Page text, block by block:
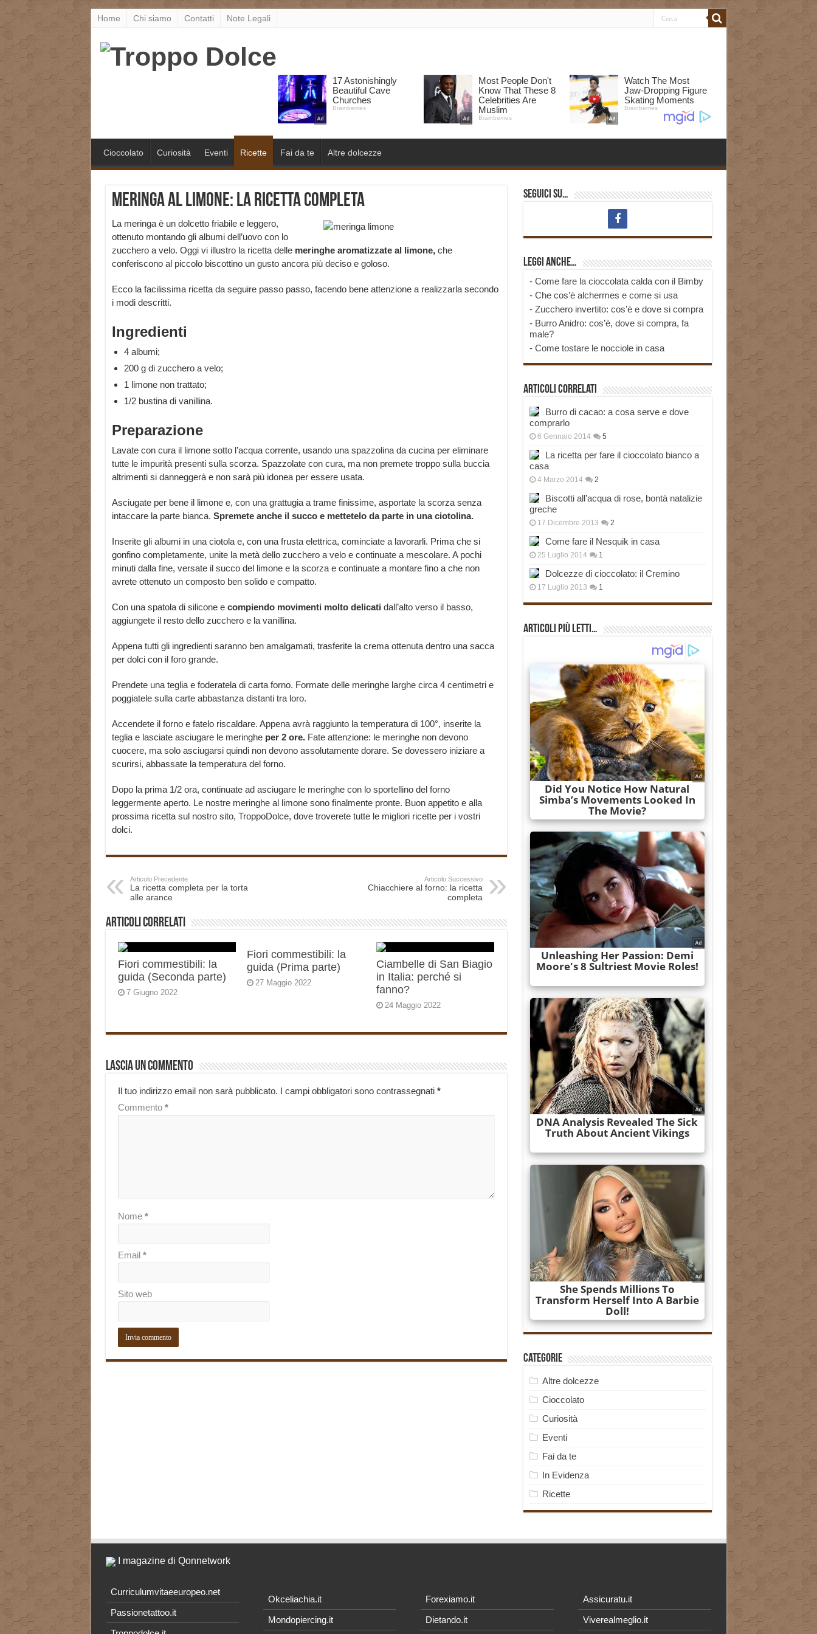
Home Chi siamo Contatti Note Legali
Cioccolato Curiosità Eventi Ricette Fai da te Altre dolcezze
Meringa al limone: la ricetta completa
La meringa è un dolcetto friabile e leggero,
ottenuto montando gli albumi dell’uovo con lo
zucchero a velo. Oggi vi illustro la ricetta dellemeringhe aromatizzate al limone,che
conferiscono al piccolo biscottino un gusto ancora più deciso e goloso.
Ecco la facilissima ricetta da seguire passo passo, facendo bene attenzione a realizzarla secondo
i modi descritti.
Ingredienti
4 albumi;
200 g di zucchero a velo;
1 limone non trattato;
1/2 bustina di vanillina.
Preparazione
Lavate con cura il limone sotto l’acqua corrente, usando una spazzolina da cucina per eliminare
tutte le impurità presenti sulla scorza. Spazzolate con cura, ma non premete troppo sulla buccia
altrimenti si danneggerà e non sarà più idonea per essere usata.
Asciugate per bene il limone e, con una grattugia a trame finissime, asportate la scorza senza
intaccare la parte bianca. Spremete anche il succo e mettetelo da parte in una ciotolina.
Inserite gli albumi in una ciotola e, con una frusta elettrica, cominciate a lavorarli. Prima che si
gonfino completamente, unite la metà dello zucchero a velo e continuate a mescolare. A pochi
minuti dalla fine, versate il succo del limone e la scorza e continuate a montare fino a che non
avrete ottenuto un composto ben solido e compatto.
Con una spatola di silicone e compiendo movimenti molto delicati dall’alto verso il basso,
aggiungete il resto dello zucchero e la vanillina.
Appena tutti gli ingredienti saranno ben amalgamati, trasferite la crema ottenuta dentro una sacca
per dolci con il foro grande.
Prendete una teglia e foderatela di carta forno. Formate delle meringhe larghe circa 4 centimetri e
poggiatele sulla carte abbastanza distanti tra loro.
Accendete il forno e fatelo riscaldare. Appena avrà raggiunto la temperatura di 100°, inserite la
teglia e lasciate asciugare le meringheper 2 ore.Fate attenzione: le meringhe non devono
cuocere, ma solo asciugarsi quindi non devono assolutamente dorare. Se dovessero iniziare a
scurirsi, abbassate la temperatura del forno.
Dopo la prima 1/2 ora, continuate ad asciugare le meringhe con lo sportellino del forno
leggermente aperto. Le nostre meringhe al limone sono finalmente pronte. Buon appetito e alla
prossima ricetta sul nostro sito, TroppoDolce, dove troverete tutte le migliori ricette per i vostri
dolci.
Articolo Precedente
La ricetta completa per la torta
alle arance
Articolo Successivo
Chiacchiere al forno: la ricetta
completa
Articoli correlati
Fiori commestibili: la
guida (Seconda parte)
7 Giugno 2022
Fiori commestibili: la
guida (Prima parte)
27 Maggio 2022
Ciambelle di San Biagio
in Italia: perché si
fanno?
24 Maggio 2022
Lascia un commento
Il tuo indirizzo email non sarà pubblicato. I campi obbligatori sono contrassegnati *
Commento *
Nome *
Email *
Sito web
Seguici su…
Leggi anche…
- Come fare la cioccolata calda con il Bimby
- Che cos’è alchermes e come si usa
- Zucchero invertito: cos’è e dove si compra
- Burro Anidro: cos’è, dove si compra, fa
male?
- Come tostare le nocciole in casa
Articoli correlati
Burro di cacao: a cosa serve e dove
comprarlo
6 Gennaio 2014 5
La ricetta per fare il cioccolato bianco a
casa
4 Marzo 2014 2
Biscotti all’acqua di rose, bontà natalizie
greche
17 Dicembre 2013 2
Come fare il Nesquik in casa
25 Luglio 2014 1
Dolcezze di cioccolato: il Cremino
17 Luglio 2013 1
Articoli più Letti…
Categorie
Altre dolcezze
Cioccolato
Curiosità
Eventi
Fai da te
In Evidenza
Ricette
I magazine di Qonnetwork
Curriculumvitaeeuropeo.net
Passionetattoo.it
Okceliachia.it
Mondopiercing.it
Forexiamo.it
Dietando.it
Assicuratu.it
Viverealmeglio.it